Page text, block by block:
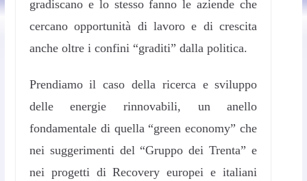
gradiscano e lo stesso fanno le aziende che
cercano opportunità di lavoro e di crescita
anche oltre i confini “graditi” dalla politica.
Prendiamo il caso della ricerca e sviluppo
delle energie rinnovabili, un anello
fondamentale di quella “green economy” che
nei suggerimenti del “Gruppo dei Trenta” e
nei progetti di Recovery europei e italiani